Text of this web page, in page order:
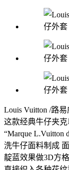
Louis Vuitton /路
这款经典牛仔夹
“Marque L.Vuitton
洗牛仔面料制成
靛蓝效果做3D方